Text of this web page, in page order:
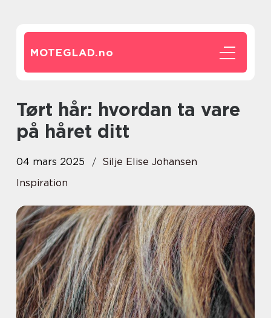
MOTEGLAD.no
Tørt hår: hvordan ta vare
på håret ditt
04 mars 2025
Silje Elise Johansen
Inspiration